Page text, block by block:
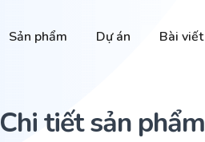
Sản phẩm Dự án Bài viết
Chi tiết sản phẩm